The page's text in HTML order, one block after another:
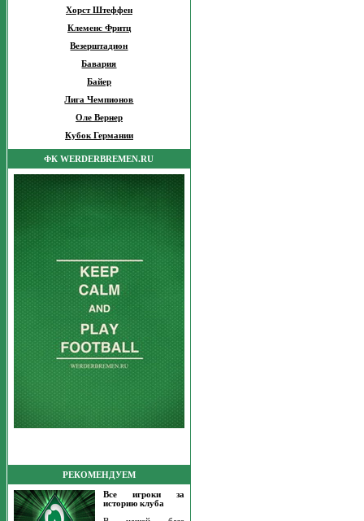
Хорст Штеффен
Клеменс Фритц
Везерштадион
Бавария
Байер
Лига Чемпионов
Оле Вернер
Кубок Германии
ФК WERDERBREMEN.RU
РЕКОМЕНДУЕМ
Все игроки за
историю клуба